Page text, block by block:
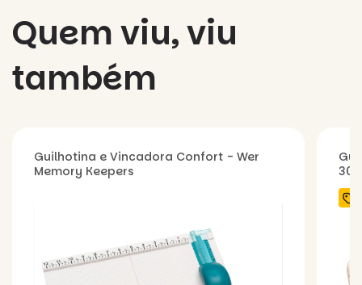
Quem viu, viu
também
Guilhotina e Vincadora Confort - Wer
Memory Keepers